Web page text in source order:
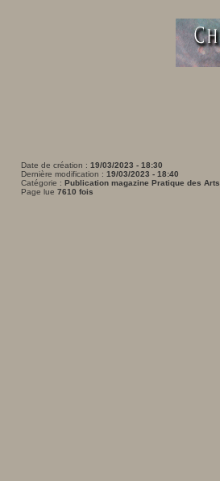
Date de création : 19/03/2023 - 18:30
Dernière modification : 19/03/2023 - 18:40
Catégorie : Publication magazine Pratique des Arts
Page lue 7610 fois